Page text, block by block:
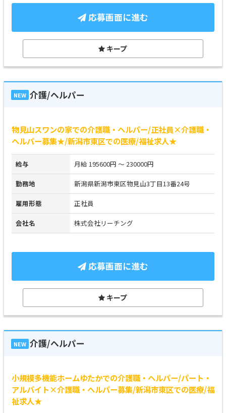
応募画面に進む
キープ
NEW 介護/ヘルパー
物見山スワンの家での介護職・ヘルパー/正社員×介護職・
ヘルパー募集★/新潟市東区での医療/福祉求人★
給与 月給 195600円 ～ 230000円
勤務地 新潟県新潟市東区物見山3丁目13番24号
雇用形態 正社員
会社名 株式会社リーチング
応募画面に進む
キープ
NEW 介護/ヘルパー
小規模多機能ホームゆたかでの介護職・ヘルパー/パート・
アルバイト×介護職・ヘルパー募集/新潟市東区での医療/福
祉求人★